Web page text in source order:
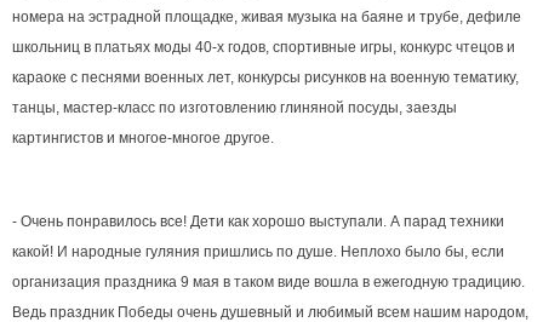
номера на эстрадной площадке, живая музыка на баяне и трубе, дефиле
школьниц в платьях моды 40-х годов, спортивные игры, конкурс чтецов и
караоке с песнями военных лет, конкурсы рисунков на военную тематику,
танцы, мастер-класс по изготовлению глиняной посуды, заезды
картингистов и многое-многое другое.
- Очень понравилось все! Дети как хорошо выступали. А парад техники
какой! И народные гуляния пришлись по душе. Неплохо было бы, если
организация праздника 9 мая в таком виде вошла в ежегодную традицию.
Ведь праздник Победы очень душевный и любимый всем нашим народом,